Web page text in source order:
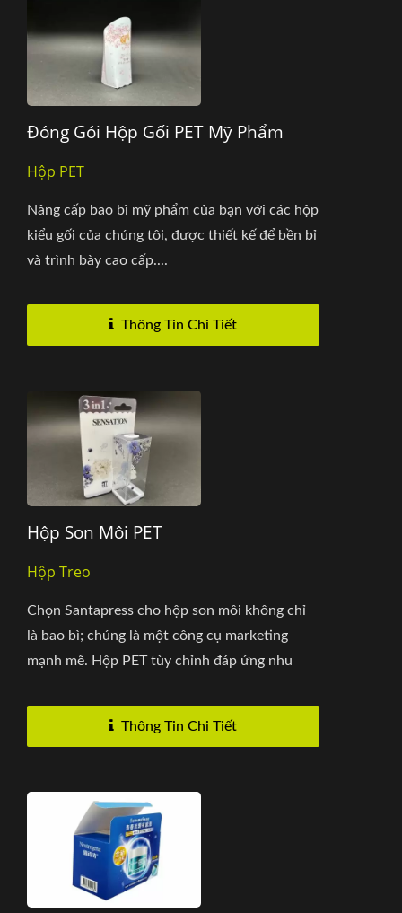
Đóng Gói Hộp Gối PET Mỹ Phẩm
Hộp PET
Nâng cấp bao bì mỹ phẩm của bạn với các hộp
kiểu gối của chúng tôi, được thiết kế để bền bỉ
và trình bày cao cấp....
Thông Tin Chi Tiết
Hộp Son Môi PET
Hộp Treo
Chọn Santapress cho hộp son môi không chỉ
là bao bì; chúng là một công cụ marketing
mạnh mẽ. Hộp PET tùy chỉnh đáp ứng nhu
Thông Tin Chi Tiết